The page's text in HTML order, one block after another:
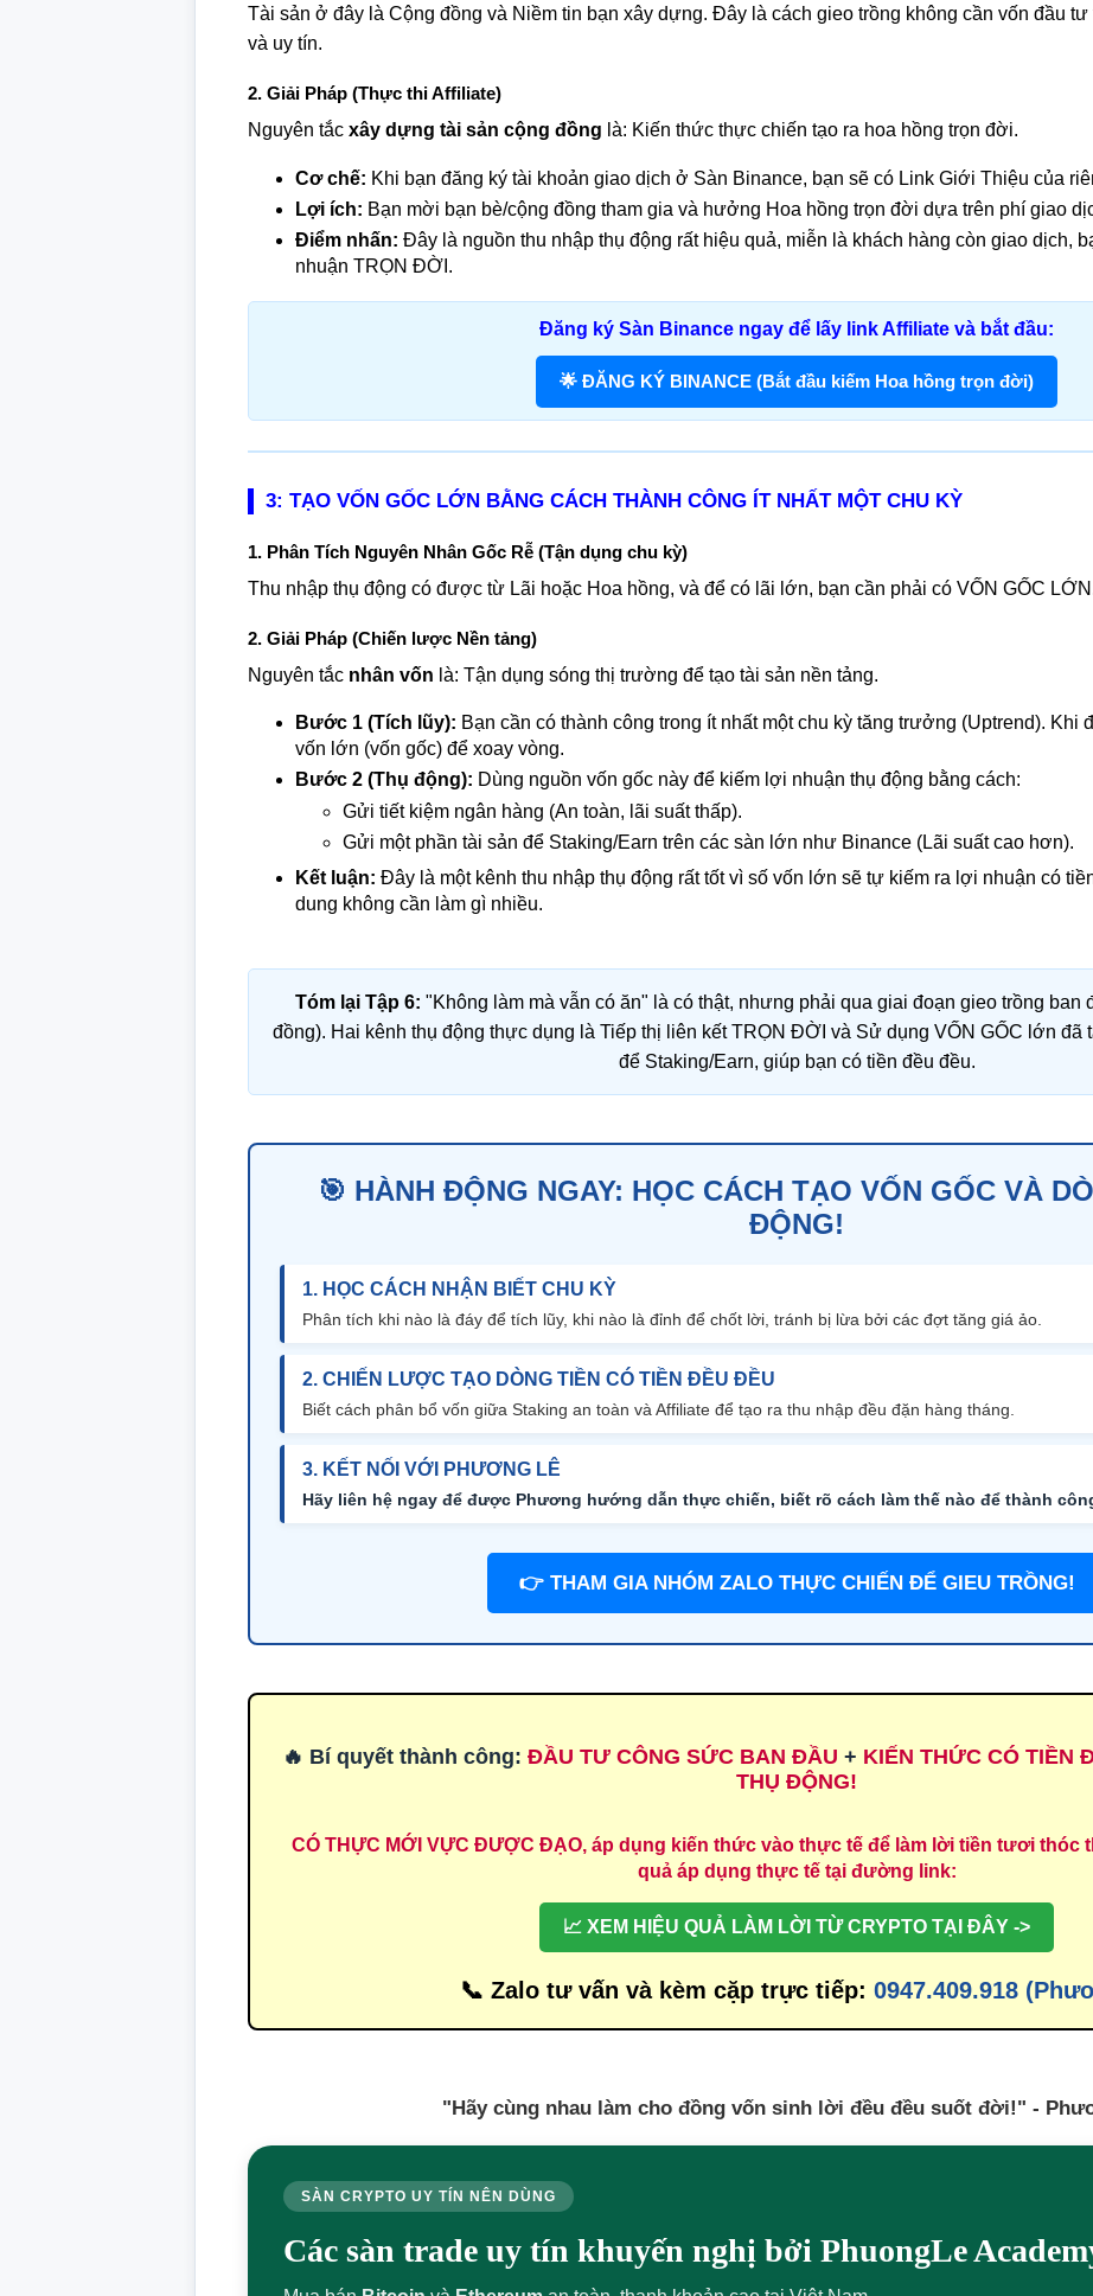
Tài sản ở đây là Cộng đồng và Niềm tin bạn xây dựng. Đây là cách gieo trồng không cần vốn đầu
và uy tín.
2. Giải Pháp (Thực thi Affiliate)
Nguyên tắc xây dựng tài sản cộng đồng là: Kiến thức thực chiến tạo ra hoa hồng trọn đời.
Cơ chế: Khi bạn đăng ký tài khoản giao dịch ở Sàn Binance, bạn sẽ có Link Giới Thiệu của
Lợi ích: Bạn mời bạn bè/cộng đồng tham gia và hưởng Hoa hồng trọn đời dựa trên phí giao
Điểm nhấn: Đây là nguồn thu nhập thụ động rất hiệu quả, miễn là khách hàng còn giao dịch,
nhuận TRỌN ĐỜI.
Đăng ký Sàn Binance ngay để lấy link Affiliate và bắt đầu:
🌟 ĐĂNG KÝ BINANCE (Bắt đầu kiếm Hoa hồng trọn đời)
3: TẠO VỐN GỐC LỚN BẰNG CÁCH THÀNH CÔNG ÍT NHẤT MỘT CHU KỲ
1. Phân Tích Nguyên Nhân Gốc Rễ (Tận dụng chu kỳ)
Thu nhập thụ động có được từ Lãi hoặc Hoa hồng, và để có lãi lớn, bạn cần phải có VỐN GỐC
2. Giải Pháp (Chiến lược Nền tảng)
Nguyên tắc nhân vốn là: Tận dụng sóng thị trường để tạo tài sản nền tảng.
Bước 1 (Tích lũy): Bạn cần có thành công trong ít nhất một chu kỳ tăng trưởng (Uptrend). Khi
vốn lớn (vốn gốc) để xoay vòng.
Bước 2 (Thụ động): Dùng nguồn vốn gốc này để kiếm lợi nhuận thụ động bằng cách:
Gửi tiết kiệm ngân hàng (An toàn, lãi suất thấp).
Gửi một phần tài sản để Staking/Earn trên các sàn lớn như Binance (Lãi suất cao hơn).
Kết luận: Đây là một kênh thu nhập thụ động rất tốt vì số vốn lớn sẽ tự kiếm ra lợi nhuận có
dung không cần làm gì nhiều.
Tóm lại Tập 6: "Không làm mà vẫn có ăn" là có thật, nhưng phải qua giai đoạn gieo trồng ban
đồng). Hai kênh thụ động thực dụng là Tiếp thị liên kết TRỌN ĐỜI và Sử dụng VỐN GỐC lớn đã
để Staking/Earn, giúp bạn có tiền đều đều.
🎯 HÀNH ĐỘNG NGAY: HỌC CÁCH TẠO VỐN GỐC VÀ
ĐỘNG!
1. HỌC CÁCH NHẬN BIẾT CHU KỲ
Phân tích khi nào là đáy để tích lũy, khi nào là đỉnh để chốt lời, tránh bị lừa bởi các đợt tăng giá ảo.
2. CHIẾN LƯỢC TẠO DÒNG TIỀN CÓ TIỀN ĐỀU ĐỀU
Biết cách phân bổ vốn giữa Staking an toàn và Affiliate để tạo ra thu nhập đều đặn hàng tháng.
3. KẾT NỐI VỚI PHƯƠNG LÊ
Hãy liên hệ ngay để được Phương hướng dẫn thực chiến, biết rõ cách làm thế nào để thành
👉 THAM GIA NHÓM ZALO THỰC CHIẾN ĐỂ GIEU TRỒNG!
🔥 Bí quyết thành công: ĐẦU TƯ CÔNG SỨC BAN ĐẦU + KIẾN THỨC CÓ TIỀN
THỤ ĐỘNG!
CÓ THỰC MỚI VỰC ĐƯỢC ĐẠO, áp dụng kiến thức vào thực tế để làm lời tiền tươi thóc
quả áp dụng thực tế tại đường link:
📈 XEM HIỆU QUẢ LÀM LỜI TỪ CRYPTO TẠI ĐÂY ->
📞 Zalo tư vấn và kèm cặp trực tiếp: 0947.409.918
"Hãy cùng nhau làm cho đồng vốn sinh lời đều đều suốt đời!" -
SÀN CRYPTO UY TÍN NÊN DÙNG
Các sàn trade uy tín khuyến nghị bởi PhuongLe